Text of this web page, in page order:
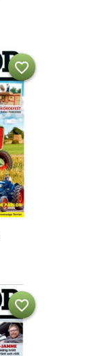
favorite_border
favorite_border